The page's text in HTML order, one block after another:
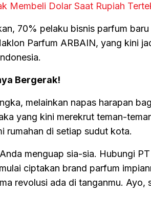
Membeli Dolar Saat Rupiah
70% pelaku bisnis parfum
Parfum ARBAIN, yang kini
Bergerak!
melainkan napas harapan
yang kini merekrut teman-
rumahan di setiap sudut kota.
menguap sia-sia. Hubungi
ciptakan brand parfum
revolusi ada di tanganmu. Ayo,